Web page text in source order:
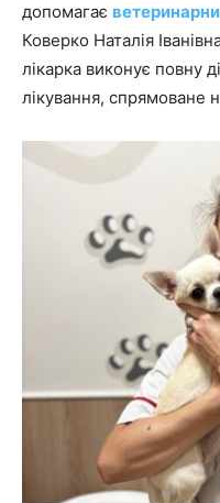
допомагає
Коверко Наталія
лікарка виконує повну
лікування, спрямоване